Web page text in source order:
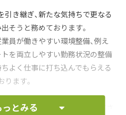
き継ぎ、新たな気持ちで更なる
そうと務めております。
員が働きやすい環境整備、例え
を両立しやすい勤務状況の整備
よく仕事に打ち込んでもらえる
ます。
にお問合せ下さい。真摯に対応さ
っとみる